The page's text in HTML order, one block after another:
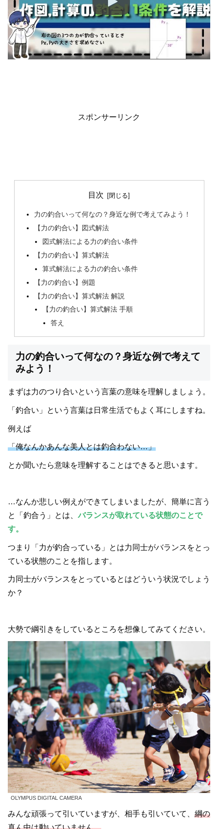
スポンサーリンク
目次
力の釣合いって何なの？身近な例で考えてみよう！
【力の釣合い】図式解法
図式解法による力の釣合い条件
【力の釣合い】算式解法
算式解法による力の釣合い条件
【力の釣合い】例題
【力の釣合い】算式解法 解説
【力の釣合い】算式解法 手順
答え
力の釣合いって何なの？身近な例で考えて
みよう！
まずは力のつり合いという言葉の意味を理解しましょう。
「釣合い」という言葉は日常生活でもよく耳にしますね。
例えば
「俺なんかあんな美人とは釣合わない…」
とか聞いたら意味を理解することはできると思います。
…なんか悲しい例えができてしまいましたが、簡単に言う
と「釣合う」とは、バランスが取れている状態のことで
す。
つまり「力が釣合っている」とは力同士がバランスをとっ
ている状態のことを指します。
力同士がバランスをとっているとはどういう状況でしょう
か？
大勢で綱引きをしているところを想像してみてください。
OLYMPUS DIGITAL CAMERA
みんな頑張って引いていますが、相手も引いていて、 綱の